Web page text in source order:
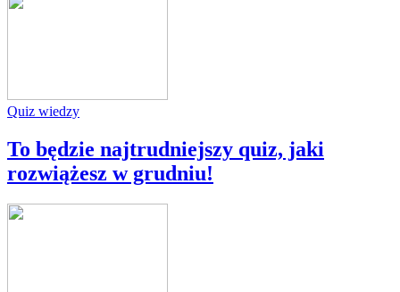
Quiz wiedzy
To będzie najtrudniejszy quiz, jaki
rozwiążesz w grudniu!